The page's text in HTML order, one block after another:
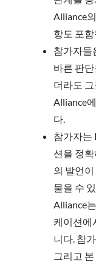
Alliance
항도 포함
참가자들
바른 판
더라도
Alliance
다.
참가자는
션을 정
의 발언
물을 수
Alliance
케이션에
니다. 참
그리고